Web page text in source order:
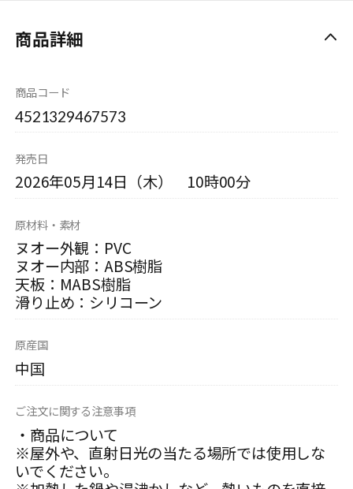
商品詳細
商品コード
4521329467573
発売日
2026年05月14日（木） 10時00分
原材料・素材
ヌオー外観：PVC
ヌオー内部：ABS樹脂
天板：MABS樹脂
滑り止め：シリコーン
原産国
中国
ご注文に関する注意事項
・商品について
※屋外や、直射日光の当たる場所では使用しな
いでください。